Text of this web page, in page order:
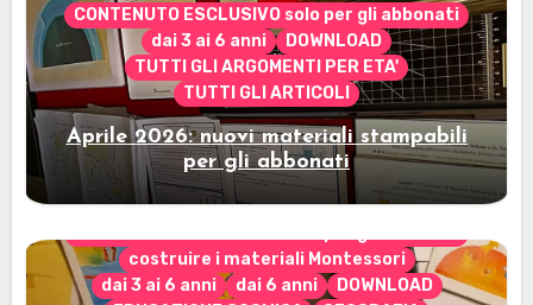
CONTENUTO ESCLUSIVO solo per gli abbonati
dai 3 ai 6 anni
DOWNLOAD
TUTTI GLI ARGOMENTI PER ETA'
TUTTI GLI ARTICOLI
Aprile 2026: nuovi materiali stampabili
per gli abbonati
costruire i materiali Montessori
dai 3 ai 6 anni
dai 6 anni
DOWNLOAD